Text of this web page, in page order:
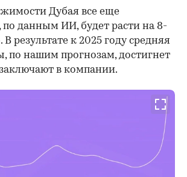
Дубая все еще
по данным ИИ, будет расти на 8-
результате к 2025 году средняя
по нашим прогнозам, достигнет
в компании.